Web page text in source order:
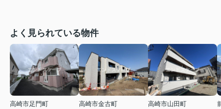
よく見られている物件
高崎市足門町
高崎市金古町
高崎市山田町